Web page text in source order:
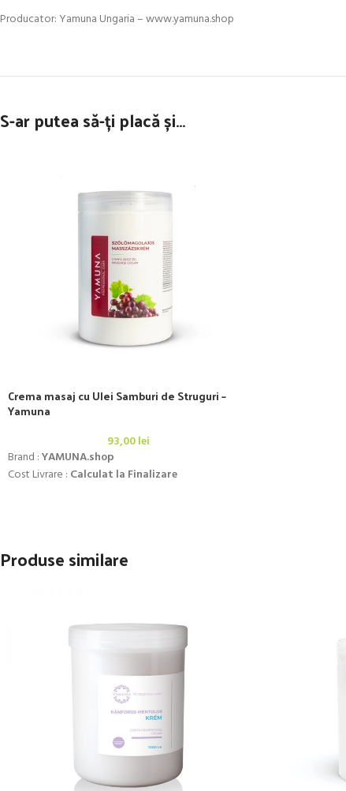
Producator: Yamuna Ungaria – www.yamuna.shop
S-ar putea să-ți placă și…
Crema masaj cu Ulei Samburi de Struguri –
Yamuna
93,00lei
Brand :YAMUNA.shop
Cost Livrare : Calculat la Finalizare
Produse similare